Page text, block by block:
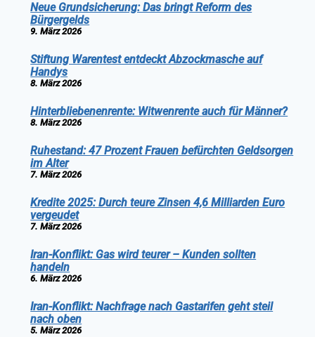
Neue Grundsicherung: Das bringt Reform des
Bürgergelds
9. März 2026
Stiftung Warentest entdeckt Abzockmasche auf
Handys
8. März 2026
Hinterbliebenenrente: Witwenrente auch für Männer?
8. März 2026
Ruhestand: 47 Prozent Frauen befürchten Geldsorgen
im Alter
7. März 2026
Kredite 2025: Durch teure Zinsen 4,6 Milliarden Euro
vergeudet
7. März 2026
Iran-Konflikt: Gas wird teurer – Kunden sollten
handeln
6. März 2026
Iran-Konflikt: Nachfrage nach Gastarifen geht steil
nach oben
5. März 2026